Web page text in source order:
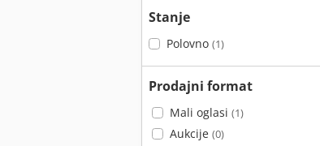
Stanje
Polovno (1)
Prodajni format
Mali oglasi (1)
Aukcije (0)